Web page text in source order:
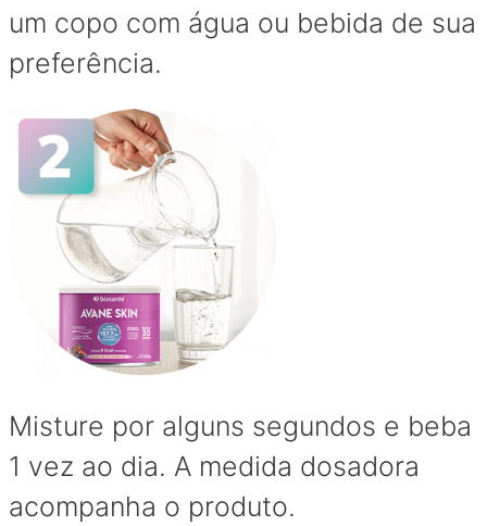
um copo com água ou bebida de sua
preferência.
Misture por alguns segundos e beba
1 vez ao dia. A medida dosadora
acompanha o produto.